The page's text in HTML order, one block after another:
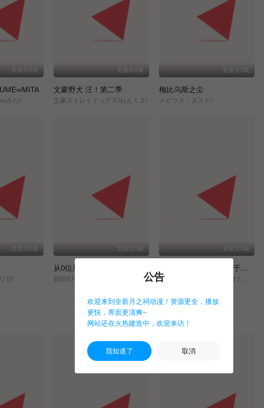
更新至8集
∞みた/
更新至6集
文豪野犬 汪！第二季
文豪ストレイドッグス/わん！２/
更新至5集
梅比乌斯之尘
メビウス・ダスト/
更新至6集
ゼ/
更新至6集
領民0人スタートの辺境領主様/
更新至6集
『你们先走我断后』，于是10年后我成为了传说
公告
欢迎来到全新月之祠动漫！资源更全，播放
更快，界面更清爽~
网站还在火热建造中，欢迎来访！
我知道了 取消